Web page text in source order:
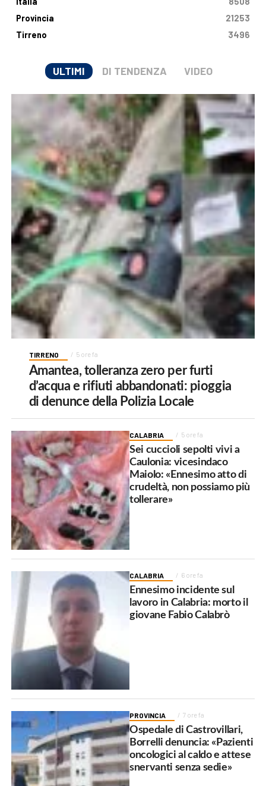
Provincia
21253
Tirreno
3496
ULTIMI DI TENDENZA VIDEO
TIRRENO 5 ore fa
Amantea, tolleranza zero per furti
d’acqua e rifiuti abbandonati: pioggia
di denunce della Polizia Locale
CALABRIA 5 ore fa
Sei cuccioli sepolti vivi a
Caulonia: vicesindaco
Maiolo: «Ennesimo atto di
crudeltà, non possiamo più
tollerare»
CALABRIA 6 ore fa
Ennesimo incidente sul
lavoro in Calabria: morto il
giovane Fabio Calabrò
PROVINCIA 7 ore fa
Ospedale di Castrovillari,
Borrelli denuncia: «Pazienti
oncologici al caldo e attese
snervanti senza sedie»